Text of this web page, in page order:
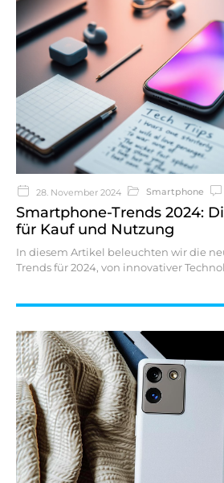
28. November 2024 Smartphone
Smartphone-Trends 2024:
für Kauf und Nutzung
In diesem Artikel beleuchten wir die
Trends für 2024, von innovativer